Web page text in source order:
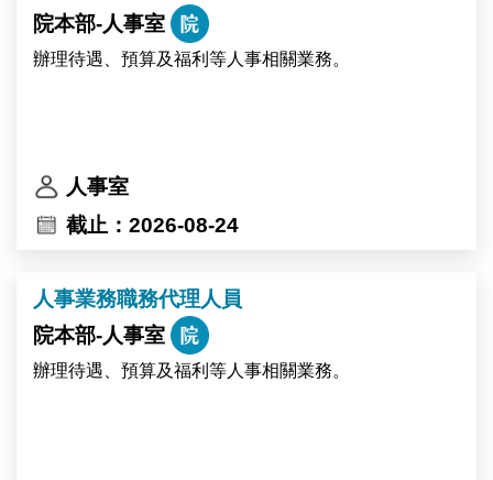
院本部-人事室
辦理待遇、預算及福利等人事相關業務。
人事室
截止：2026-08-24
人事業務職務代理人員
院本部-人事室
辦理待遇、預算及福利等人事相關業務。